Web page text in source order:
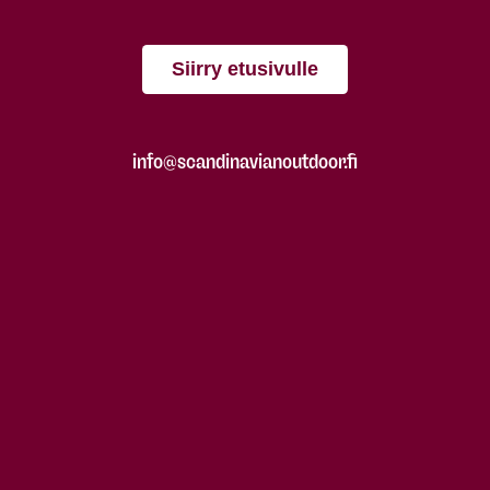
Siirry etusivulle
info@scandinavianoutdoor.fi